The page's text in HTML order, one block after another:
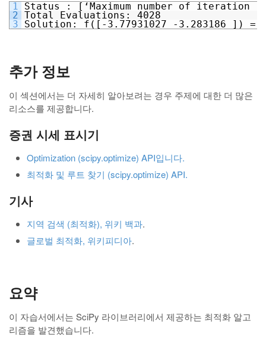
1
2
3
Status : [‘Maximum number of iteration
Total Evaluations: 4028
Solution: f([-3.77931027 -3.283186 ]) =
추가 정보
이 섹션에서는 더 자세히 알아보려는 경우 주제에 대한 더 많은
리소스를 제공합니다.
증권 시세 표시기
Optimization (scipy.optimize) API입니다.
최적화 및 루트 찾기 (scipy.optimize) API.
기사
지역 검색 (최적화), 위키 백과.
글로벌 최적화, 위키피디아.
요약
이 자습서에서는 SciPy 라이브러리에서 제공하는 최적화 알고
리즘을 발견했습니다.